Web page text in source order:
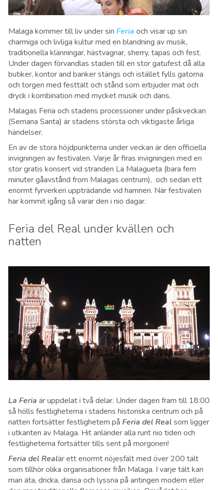
Malaga kommer till liv under sin Feria och visar up sin
charmiga och livliga kultur med en blandning av musik,
traditionella klänningar, hästvagnar, sherry, tapas och fest.
Under dagen förvandlas staden till en stor gatufest då alla
butiker, kontor and banker stängs och istället fylls gatorna
och torgen med festtält och stånd som erbjuder mat och
dryck i kombination med mycket musik och dans.
Malagas Feria och stadens processioner under påskveckan
(Semana Santa) är stadens största och viktigaste årliga
händelser.
En av de stora höjdpunkterna under veckan är den officiella
invigningen av festivalen. Varje år firas invigningen med en
stor gratis konsert vid stranden La Malagueta (bara fem
minuter gåavstånd from Malagas centrum), och sedan ett
enormt fyrverkeri uppträdande vid hamnen. När festivalen
har kommit igång så varar den i nio dagar.
Feria del Real under kvällen och
natten
La Feria är uppdelat i två delar. Under dagen fram till 18:00
så hölls festligheterna i stadens historiska centrum och på
natten fortsätter festlighetern på Feria del Realsom ligger
i utkanten av Malaga. Hit anländer alla runt nio tiden och
festligheterna fortsätter tills sent på morgonen!
Feria del Realär ett enormt nöjesfält med över 200 tält
som tillhör olika organisationer från Malaga. I varje tält kan
man äta, dricka, dansa och lyssna på antingen modern eller